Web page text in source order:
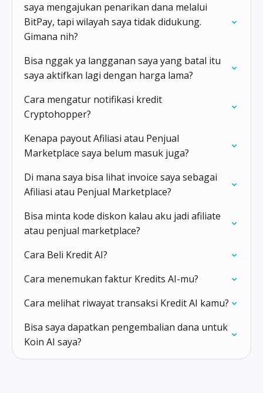
saya mengajukan penarikan dana melalui
BitPay, tapi wilayah saya tidak didukung.
Gimana nih?
Bisa nggak ya langganan saya yang batal itu
saya aktifkan lagi dengan harga lama?
Cara mengatur notifikasi kredit
Cryptohopper?
Kenapa payout Afiliasi atau Penjual
Marketplace saya belum masuk juga?
Di mana saya bisa lihat invoice saya sebagai
Afiliasi atau Penjual Marketplace?
Bisa minta kode diskon kalau aku jadi afiliate
atau penjual marketplace?
Cara Beli Kredit AI?
Cara menemukan faktur Kredits AI-mu?
Cara melihat riwayat transaksi Kredit AI kamu?
Bisa saya dapatkan pengembalian dana untuk
Koin AI saya?